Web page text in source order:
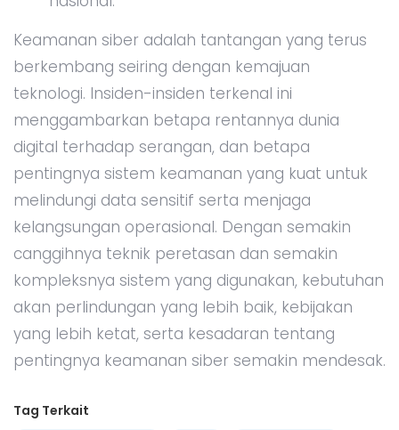
Keamanan siber adalah tantangan yang terus
berkembang seiring dengan kemajuan
teknologi. Insiden-insiden terkenal ini
menggambarkan betapa rentannya dunia
digital terhadap serangan, dan betapa
pentingnya sistem keamanan yang kuat untuk
melindungi data sensitif serta menjaga
kelangsungan operasional. Dengan semakin
canggihnya teknik peretasan dan semakin
kompleksnya sistem yang digunakan, kebutuhan
akan perlindungan yang lebih baik, kebijakan
yang lebih ketat, serta kesadaran tentang
pentingnya keamanan siber semakin mendesak.
Tag Terkait